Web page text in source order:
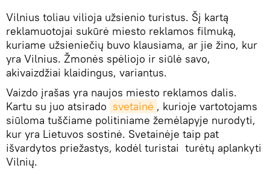
Vilnius toliau vilioja užsienio turistus. Šį kartą
reklamuotojai sukūrė miesto reklamos filmuką,
kuriame užsieniečių buvo klausiama, ar jie žino, kur
yra Vilnius. Žmonės spėliojo ir siūlė savo,
akivaizdžiai klaidingus, variantus.
Vaizdo įrašas yra naujos miesto reklamos dalis.
Kartu su juo atsirado svetainė , kurioje vartotojams
siūloma tuščiame politiniame žemėlapyje nurodyti,
kur yra Lietuvos sostinė. Svetainėje taip pat
išvardytos priežastys, kodėl turistai turėtų aplankyti
Vilnių.